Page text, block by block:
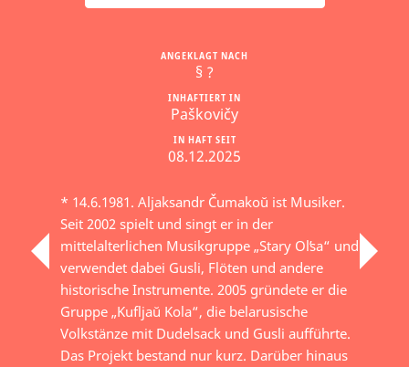
IN HAFT SEIT
08.12.2025
INHAFTIERT IN
Paškovičy
ANGEKLAGT NACH
§ ?
* 14.6.1981. Aljaksandr Čumakoŭ ist Musiker.
Seit 2002 spielt und singt er in der
mittelalterlichen Musikgruppe „Stary Olʹsa“ und
verwendet dabei Gusli, Flöten und andere
historische Instrumente. 2005 gründete er die
Gruppe „Kufljaŭ Kola“, die belarusische
Volkstänze mit Dudelsack und Gusli aufführte.
Das Projekt bestand nur kurz. Darüber hinaus